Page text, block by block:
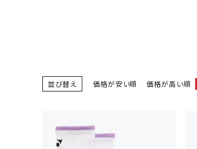
アイテムから選ぶ
並び替え 価格が安い順 価格が高い順